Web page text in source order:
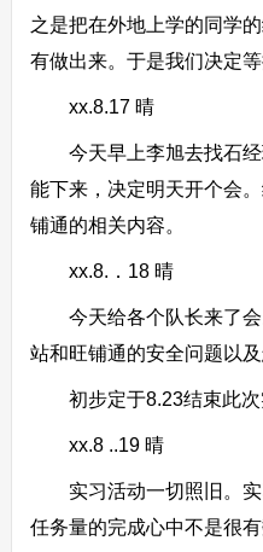
之是把在外地上学的同学
有做出来。于是我们决定
xx.8.17 晴
今天早上李旭去找石经
能下来，决定明天开个会
铺通的相关内容。
xx.8.．18 晴
今天给各个队长来了会
站和旺铺通的安全问题以及
初步定于8.23结束此次
xx.8 ..19 晴
实习活动一切照旧。实
任务量的完成心中不是很